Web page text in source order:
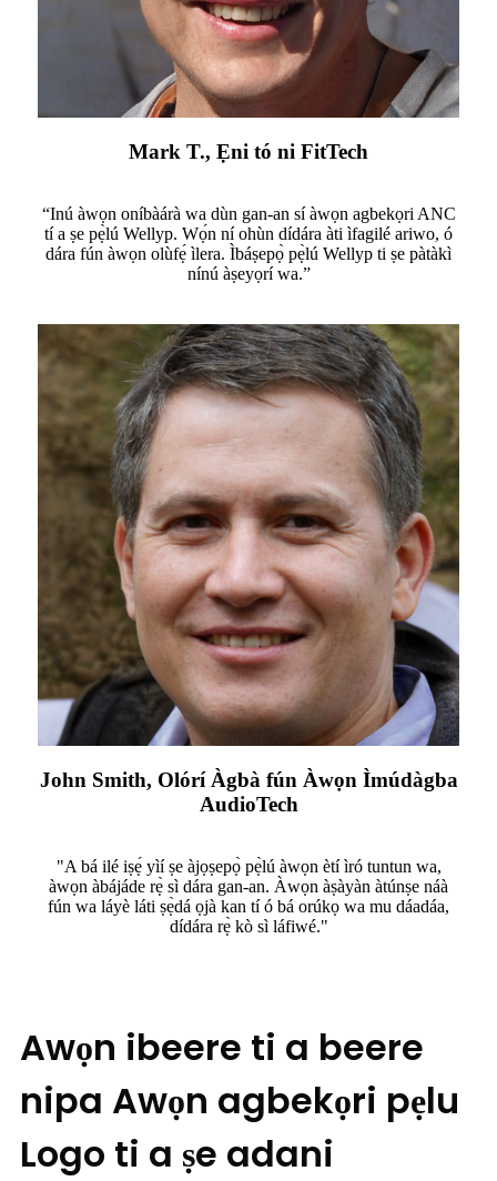
Mark T., Ẹni tó ni FitTech
“Inú àwọn oníbàárà wa dùn gan-an sí àwọn agbekọri ANC
tí a ṣe pẹ̀lú Wellyp. Wọ́n ní ohùn dídára àti ìfagilé ariwo, ó
dára fún àwọn olùfẹ́ ìlera. Ìbáṣepọ̀ pẹ̀lú Wellyp ti ṣe pàtàkì
nínú àṣeyọrí wa.”
John Smith, Olórí Àgbà fún Àwọn Ìmúdàgba
AudioTech
"A bá ilé iṣẹ́ yìí ṣe àjọṣepọ̀ pẹ̀lú àwọn ètí ìró tuntun wa,
àwọn àbájáde rẹ̀ sì dára gan-an. Àwọn àṣàyàn àtúnṣe náà
fún wa láyè láti ṣẹ̀dá ọjà kan tí ó bá orúkọ wa mu dáadáa,
dídára rẹ̀ kò sì láfiwé."
Awọn ibeere ti a beere
nipa Awọn agbekọri pẹlu
Logo ti a ṣe adani